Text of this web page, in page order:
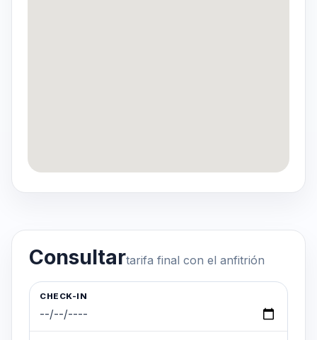
Consultartarifa final con el anfitrión
CHECK-IN